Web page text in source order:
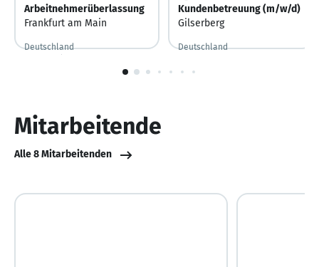
Arbeitnehmerüberlassung
Frankfurt am Main
Deutschland
Kundenbetreuung (m/w/d)
Gilserberg
Deutschland
Mitarbeitende
Alle 8 Mitarbeitenden